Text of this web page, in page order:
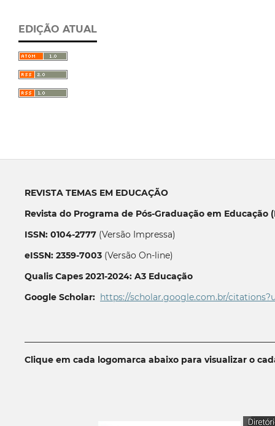
EDIÇÃO ATUAL
REVISTA TEMAS EM EDUCAÇÃO
Revista do Programa de Pós-Graduação em Educação
ISSN: 0104-2777(Versão Impressa)
eISSN: 2359-7003(Versão On-line)
Qualis Capes 2021-2024: A3 Educação
Google Scholar: https://scholar.google.com.br/
Clique em cada logomarca abaixo para visualizar o